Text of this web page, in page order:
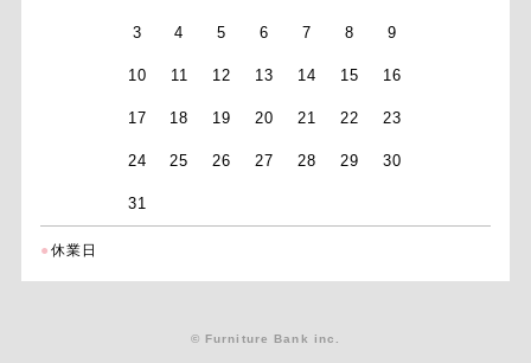
3 4 5 6 7 8 9
10 11 12 13 14 15 16
17 18 19 20 21 22 23
24 25 26 27 28 29 30
31
● 休業日
© Furniture Bank inc.